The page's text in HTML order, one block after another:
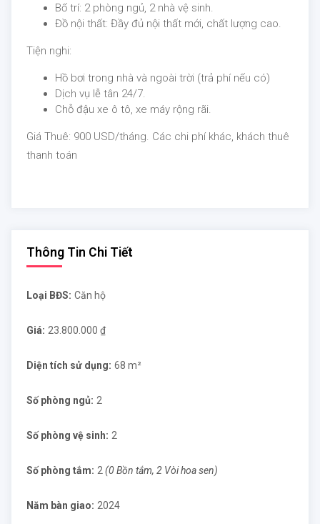
Bố trí: 2 phòng ngủ, 2 nhà vệ sinh.
Đồ nội thất: Đầy đủ nội thất mới, chất lượng cao.
Tiện nghi:
Hồ bơi trong nhà và ngoài trời (trả phí nếu có)
Dịch vụ lễ tân 24/7.
Chỗ đậu xe ô tô, xe máy rộng rãi.
Giá Thuê: 900 USD/tháng. Các chi phí khác, khách thuê
thanh toán
Thông Tin Chi Tiết
Loại BĐS: Căn hộ
Giá: 23.800.000 ₫
Diện tích sử dụng: 68 m²
Số phòng ngủ: 2
Số phòng vệ sinh: 2
Số phòng tắm: 2 (0 Bồn tắm, 2 Vòi hoa sen)
Năm bàn giao: 2024